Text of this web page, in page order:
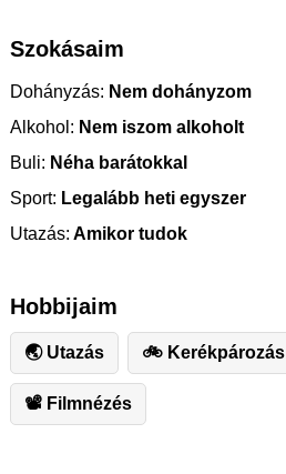
Szokásaim
Dohányzás: Nem dohányzom
Alkohol: Nem iszom alkoholt
Buli: Néha barátokkal
Sport: Legalább heti egyszer
Utazás: Amikor tudok
Hobbijaim
🌏 Utazás 🚲 Kerékpározás
📽 Filmnézés